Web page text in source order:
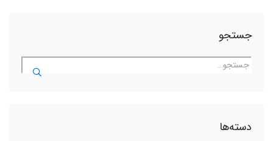
جستجو
دسته‌ها